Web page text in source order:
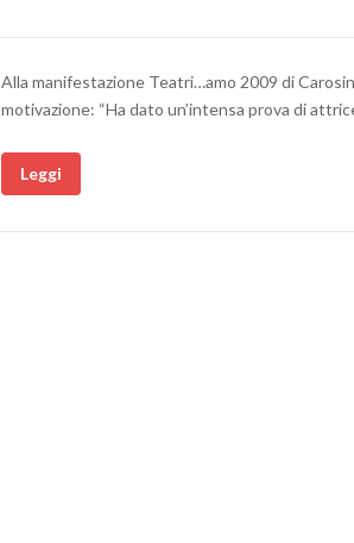
Alla manifestazione Teatri…amo 2009 di
motivazione: “Ha dato un’intensa prova di
Leggi